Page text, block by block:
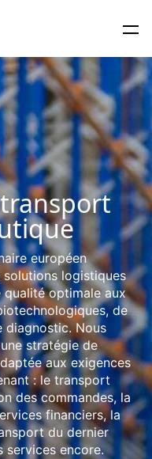
européen
logistiques
optimale aux
de
diagnostic. Nous
stratégie de
aux exigences
: le transport
des commandes, la
financiers, la
du dernier
services encore.